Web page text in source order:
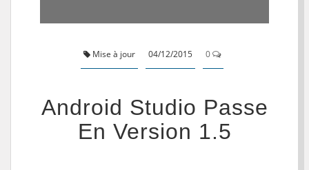
Mise à jour 04/12/2015 0
Android Studio Passe
En Version 1.5